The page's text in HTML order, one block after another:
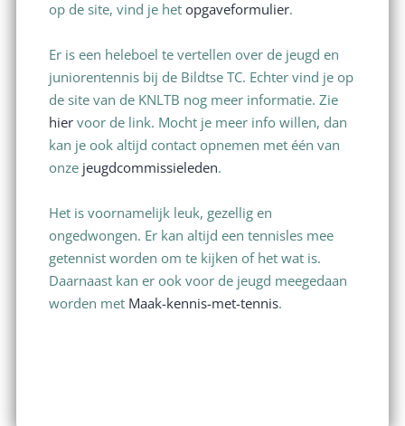
op de site, vind je het opgaveformulier.
Er is een heleboel te vertellen over de jeugd en
juniorentennis bij de Bildtse TC. Echter vind je op
de site van de KNLTB nog meer informatie. Zie
hier voor de link. Mocht je meer info willen, dan
kan je ook altijd contact opnemen met één van
onze jeugdcommissieleden.
Het is voornamelijk leuk, gezellig en
ongedwongen. Er kan altijd een tennisles mee
getennist worden om te kijken of het wat is.
Daarnaast kan er ook voor de jeugd meegedaan
worden met Maak-kennis-met-tennis.